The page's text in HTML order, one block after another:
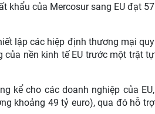
khẩu của Mercosur sang EU đạt 57
lập các hiệp định thương mại quy
nền kinh tế EU trước một trật tự
kể cho các doanh nghiệp của EU,
khoảng 49 tỷ euro), qua đó hỗ trợ